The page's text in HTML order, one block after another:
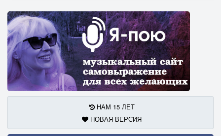
НАМ 15 ЛЕТ
НОВАЯ ВЕРСИЯ